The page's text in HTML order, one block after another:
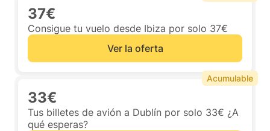
37€
Consigue tu vuelo desde Ibiza por solo 37€
Ver la oferta
33€
Tus billetes de avión a Dublín por solo 33€ ¿A
qué esperas?
Acumulable